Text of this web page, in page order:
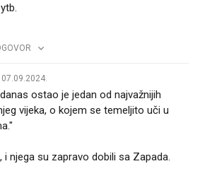
07.09.2024.
ostao je jedan od najvažnijih
vijeka, o kojem se temeljito uči u
i njega su zapravo dobili sa Zapada.